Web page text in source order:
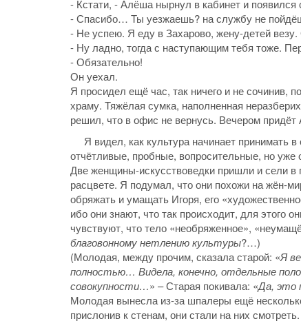
- Кстати, - Алёша нырнул в кабинет и
- Спасибо… Ты уезжаешь? на службу не
- Не успею. Я еду в Захарово, жену-детей
- Ну ладно, тогда с наступающим тебя тоже.
- Обязательно!
Он уехал.
Я просидел ещё час, так ничего и не сочинив,
храму. Тяжёлая сумка, наполненная
решил, что в офис не вернусь. Вечером
Я видел, как культура начинает принимать
отчётливые, пробные, вопросительные, но
Две женщины-искусствоведки пришли и сели в
расцвете. Я подумал, что они похожи на жён-
обряжать и умащать Игоря, его
ибо они знают, что так происходит, для этого
чувствуют, что тело «необряженное»,
благовонному нетлению культуры?…)
(Молодая, между прочим, сказала старой: «Я
полностью… Видела, конечно, отдельные
совокупности…» – Старая покивала: «Да, это
Молодая вынесла из-за шпалеры ещё
прислонив к стенам, они стали на них смотреть.